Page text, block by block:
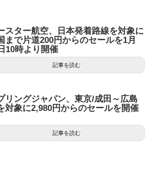
スター航空、日本発着路線を対象に
まで片道200円からのセールを1月
10時より開催
記事を読む
リングジャパン、東京/成田～広島
対象に2,980円からのセールを開催
記事を読む